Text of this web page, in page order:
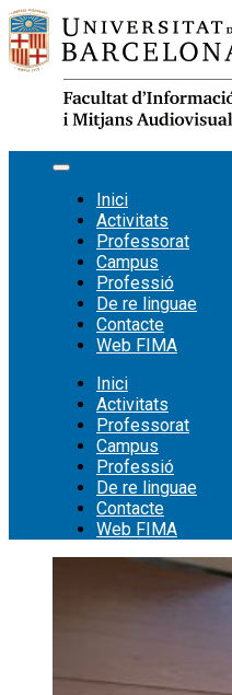
Vés
al
contingut
Inici
Activitats
Professorat
Campus
Professió
De re linguae
Contacte
Web FIMA
Inici
Activitats
Professorat
Campus
Professió
De re linguae
Contacte
Web FIMA
Cerca: